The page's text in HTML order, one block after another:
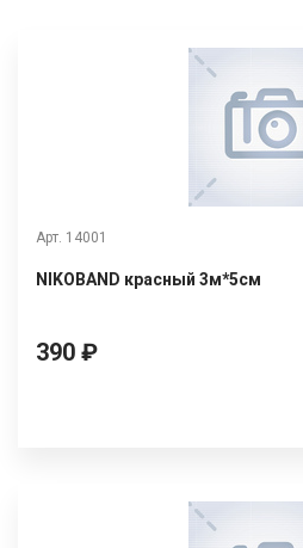
Арт. 14001
NIKOBAND красный 3м*5см
390 ₽